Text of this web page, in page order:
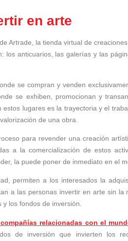
en arte
Artrade, la tienda virtual de
los anticuarios, las galerías y las
se compran y venden
se exhiben, promocionan y
lugares es la trayectoria y el
de una obra.
para revender una creación
a la comercialización de estos
la puede poner de inmediato en el
permiten a los interesados la
a las personas invertir en arte sin la
los fondos de inversión.
relacionadas con el
de inversión que invierten los